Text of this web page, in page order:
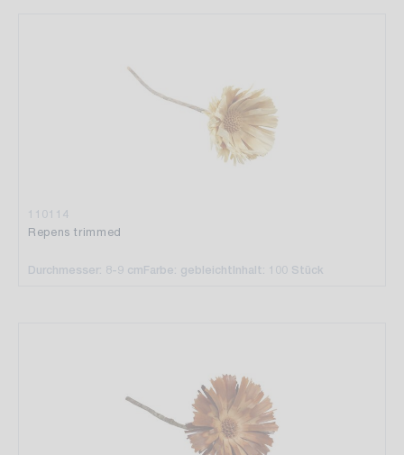
110114
Repens trimmed
Durchmesser: 8-9 cmFarbe: gebleichtInhalt: 100 Stück